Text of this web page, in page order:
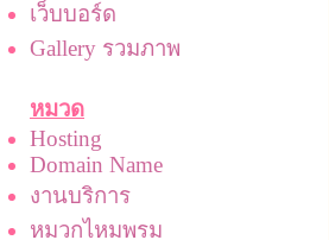
เว็บบอร์ด
Gallery รวมภาพ
หมวด
Hosting
Domain Name
งานบริการ
หมวกไหมพรม